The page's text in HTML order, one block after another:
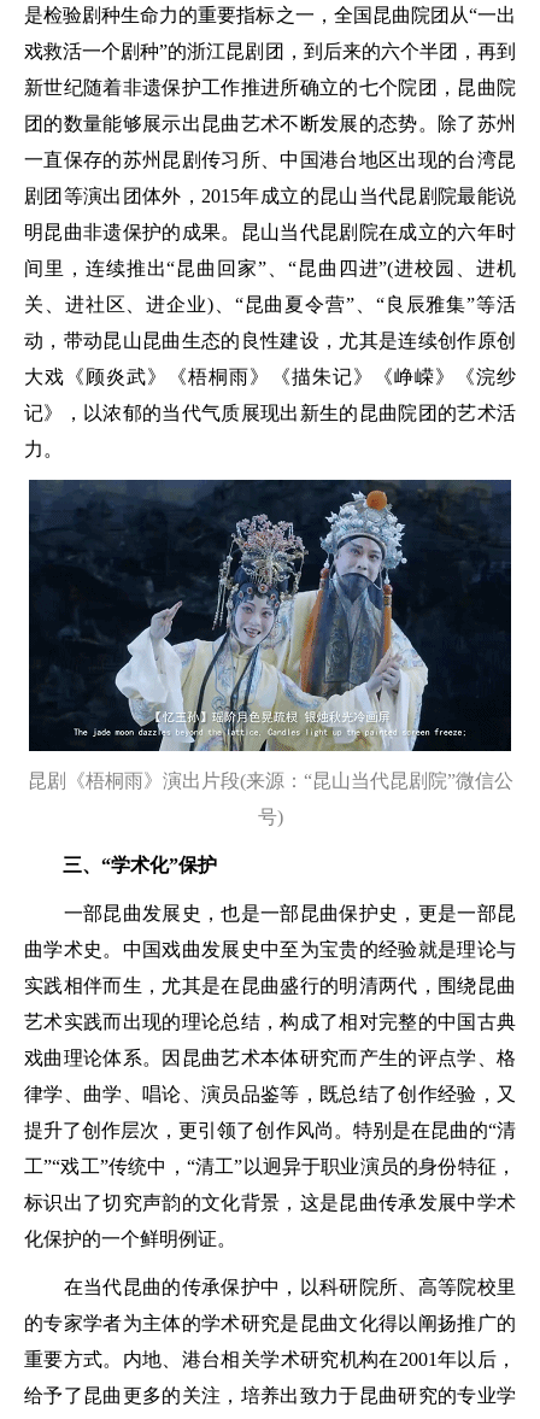
是检验剧种生命力的重要指标之一，全国昆曲院团从“一出
戏救活一个剧种”的浙江昆剧团，到后来的六个半团，再到
新世纪随着非遗保护工作推进所确立的七个院团，昆曲院
团的数量能够展示出昆曲艺术不断发展的态势。除了苏州
一直保存的苏州昆剧传习所、中国港台地区出现的台湾昆
剧团等演出团体外，2015年成立的昆山当代昆剧院最能说
明昆曲非遗保护的成果。昆山当代昆剧院在成立的六年时
间里，连续推出“昆曲回家”、“昆曲四进”(进校园、进机
关、进社区、进企业)、“昆曲夏令营”、“良辰雅集”等活
动，带动昆山昆曲生态的良性建设，尤其是连续创作原创
大戏《顾炎武》《梧桐雨》《描朱记》《峥嵘》《浣纱
记》，以浓郁的当代气质展现出新生的昆曲院团的艺术活
力。
昆剧《梧桐雨》演出片段(来源：“昆山当代昆剧院”微信公
号)
三、“学术化”保护
一部昆曲发展史，也是一部昆曲保护史，更是一部昆
曲学术史。中国戏曲发展史中至为宝贵的经验就是理论与
实践相伴而生，尤其是在昆曲盛行的明清两代，围绕昆曲
艺术实践而出现的理论总结，构成了相对完整的中国古典
戏曲理论体系。因昆曲艺术本体研究而产生的评点学、格
律学、曲学、唱论、演员品鉴等，既总结了创作经验，又
提升了创作层次，更引领了创作风尚。特别是在昆曲的“清
工”“戏工”传统中，“清工”以迥异于职业演员的身份特征，
标识出了切究声韵的文化背景，这是昆曲传承发展中学术
化保护的一个鲜明例证。
在当代昆曲的传承保护中，以科研院所、高等院校里
的专家学者为主体的学术研究是昆曲文化得以阐扬推广的
重要方式。内地、港台相关学术研究机构在2001年以后，
给予了昆曲更多的关注，培养出致力于昆曲研究的专业学